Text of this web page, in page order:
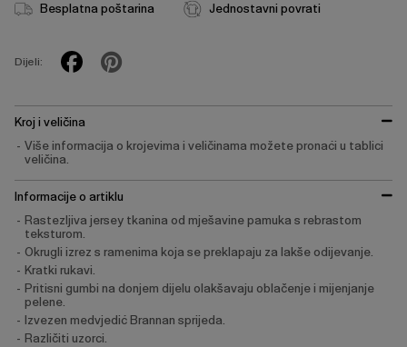
Besplatna poštarina Jednostavni povrati
Dijeli:
Kroj i veličina
Više informacija o krojevima i veličinama možete pronaći u tablici
veličina.
Informacije o artiklu
Rastezljiva jersey tkanina od mješavine pamuka s rebrastom
teksturom.
Okrugli izrez s ramenima koja se preklapaju za lakše odijevanje.
Kratki rukavi.
Pritisni gumbi na donjem dijelu olakšavaju oblačenje i mijenjanje
pelene.
Izvezen medvjedić Brannan sprijeda.
Različiti uzorci.